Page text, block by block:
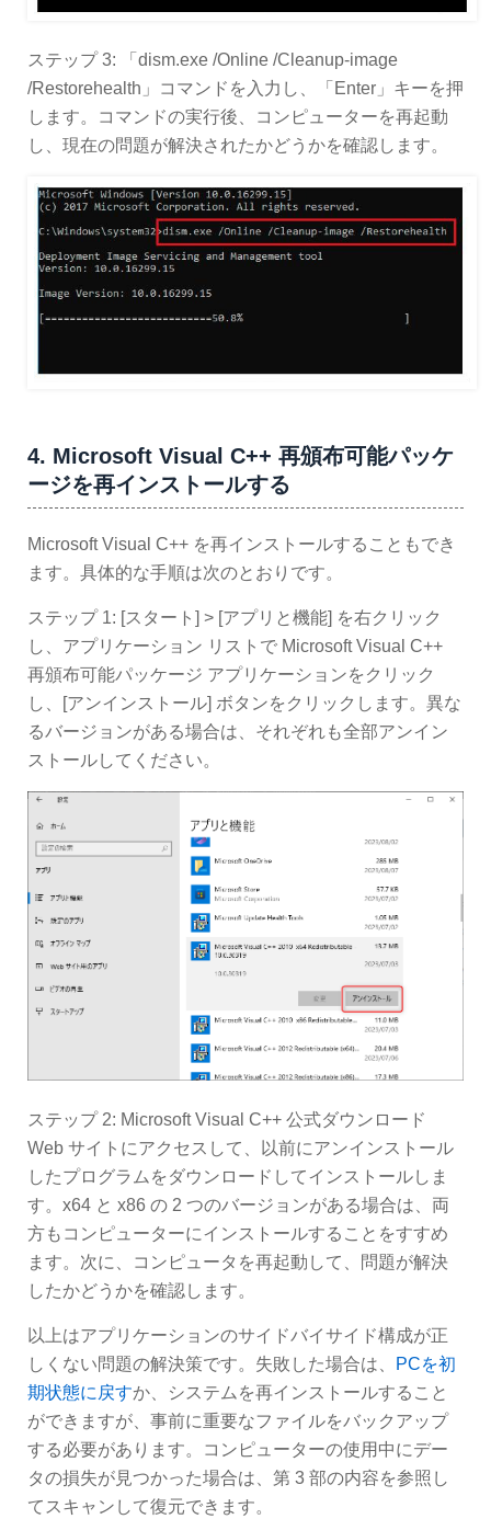
ステップ 3: 「dism.exe /Online /Cleanup-image
/Restorehealth」コマンドを入力し、「Enter」キーを押
します。コマンドの実行後、コンピューターを再起動
し、現在の問題が解決されたかどうかを確認します。
4. Microsoft Visual C++ 再頒布可能パッケ
ージを再インストールする
Microsoft Visual C++ を再インストールすることもでき
ます。具体的な手順は次のとおりです。
ステップ 1: [スタート] > [アプリと機能] を右クリック
し、アプリケーション リストで Microsoft Visual C++
再頒布可能パッケージ アプリケーションをクリック
し、[アンインストール] ボタンをクリックします。異な
るバージョンがある場合は、それぞれも全部アンイン
ストールしてください。
ステップ 2: Microsoft Visual C++ 公式ダウンロード
Web サイトにアクセスして、以前にアンインストール
したプログラムをダウンロードしてインストールしま
す。x64 と x86 の 2 つのバージョンがある場合は、両
方もコンピューターにインストールすることをすすめ
ます。次に、コンピュータを再起動して、問題が解決
したかどうかを確認します。
以上はアプリケーションのサイドバイサイド構成が正
しくない問題の解決策です。失敗した場合は、
PCを初
期状態に戻すか、システムを再インストールすること
ができますが、事前に重要なファイルをバックアップ
する必要があります。コンピューターの使用中にデー
タの損失が見つかった場合は、第 3 部の内容を参照し
てスキャンして復元できます。